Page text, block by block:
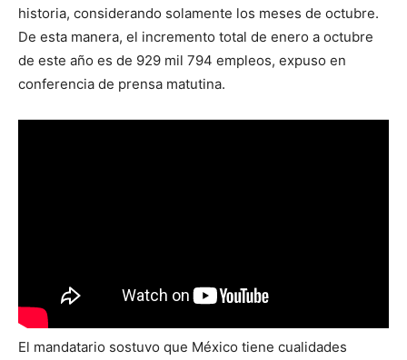
historia, considerando solamente los meses de octubre.
De esta manera, el incremento total de enero a octubre
de este año es de 929 mil 794 empleos, expuso en
conferencia de prensa matutina.
El mandatario sostuvo que México tiene cualidades